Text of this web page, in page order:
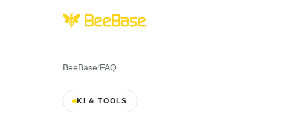
BeeBase/FAQ
KI & TOOLS